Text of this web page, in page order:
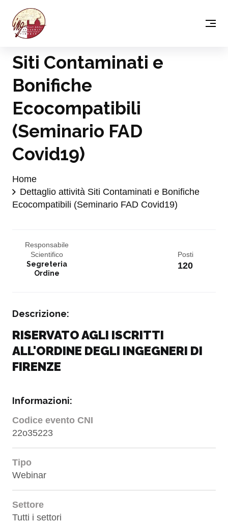
Siti Contaminati e
Bonifiche
Ecocompatibili
(Seminario FAD
Covid19)
Home
Dettaglio attività Siti Contaminati e Bonifiche
Ecocompatibili (Seminario FAD Covid19)
Responsabile
Scientifico
Segreteria
Ordine
Posti
120
Descrizione:
RISERVATO AGLI ISCRITTI
ALL'ORDINE DEGLI INGEGNERI DI
FIRENZE
Informazioni:
Codice evento CNI
22o35223
Tipo
Webinar
Settore
Tutti i settori